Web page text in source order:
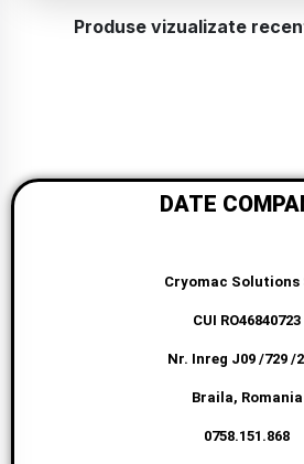
Produse vizualizate
DATE
Cryomac Solutions
CUI RO46840723
Nr. Inreg J09 /729 /
Braila, Romania
0758.151.868